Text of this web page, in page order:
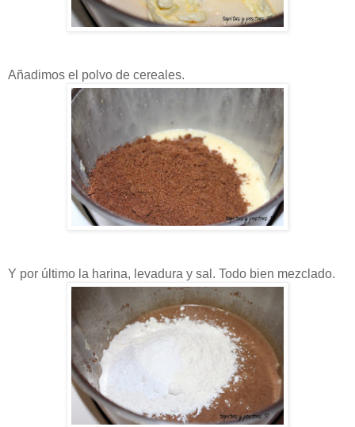
Añadimos el polvo de cereales.
Y por último la harina, levadura y sal. Todo bien mezclado.